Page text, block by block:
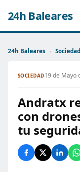
24h Baleares
24h Baleares › Sociedad
SOCIEDAD19 de Mayo
Andratx
con
tu